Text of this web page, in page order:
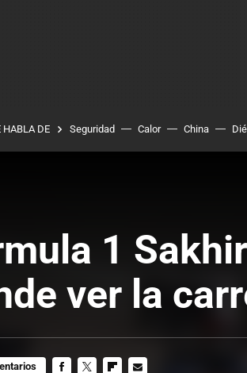
HABLA DE Seguridad Calor China
1
ver la